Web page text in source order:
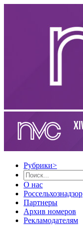
Рубрики>
О нас
Россельхознадзор
Партнеры
Архив номеров
Рекламодателям